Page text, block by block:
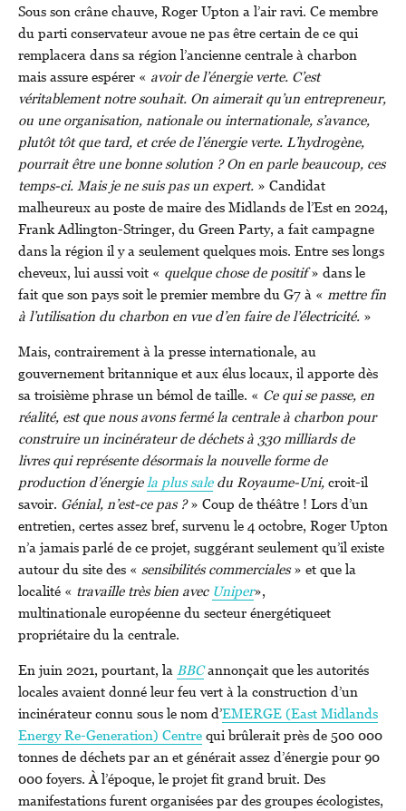
Sous son crâne chauve, Roger Upton a l’air ravi. Ce membre
du parti conservateur avoue ne pas être certain de ce qui
remplacera dans sa région l’ancienne centrale à charbon
mais assure espérer « avoir de l’énergie verte. C’est
véritablement notre souhait. On aimerait qu’un entrepreneur,
ou une organisation, nationale ou internationale, s’avance,
plutôt tôt que tard, et crée de l’énergie verte. L’hydrogène,
pourrait être une bonne solution ? On en parle beaucoup, ces
temps-ci. Mais je ne suis pas un expert. » Candidat
malheureux au poste de maire des Midlands de l’Est en 2024,
Frank Adlington-Stringer, du Green Party, a fait campagne
dans la région il y a seulement quelques mois. Entre ses longs
cheveux, lui aussi voit « quelque chose de positif» dans le
fait que son pays soit le premier membre du G7 à « mettre fin
à l’utilisation du charbon en vue d’en faire de l’électricité. »
Mais, contrairement à la presse internationale, au
gouvernement britannique et aux élus locaux, il apporte dès
sa troisième phrase un bémol de taille. « Ce qui se passe, en
réalité, est que nous avons fermé la centrale à charbon pour
construire un incinérateur de déchets à 330 milliards de
livres qui représente désormais la nouvelle forme de
production d’énergiela plus saledu Royaume-Uni,croit-il
savoir. Génial, n’est-ce pas ?» Coup de théâtre ! Lors d’un
entretien, certes assez bref, survenu le 4 octobre, Roger Upton
n’a jamais parlé de ce projet, suggérant seulement qu’il existe
autour du site des « sensibilités commerciales» et que la
localité « travaille très bien avec Uniper»,
multinationale européenne du secteur énergétiqueet
propriétaire du la centrale.
En juin 2021, pourtant, laBBCannonçait que les autorités
locales avaient donné leur feu vert à la construction d’un
incinérateur connu sous le nom d’EMERGE (East Midlands
Energy Re-Generation) Centrequi brûlerait près de 500 000
tonnes de déchets par an et générait assez d’énergie pour 90
000 foyers. À l’époque, le projet fit grand bruit. Des
manifestations furent organisées par des groupes écologistes,